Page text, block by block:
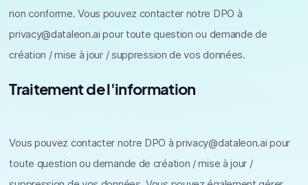
non conforme. Vous pouvez contacter notre DPO à
privacy@dataleon.ai pour toute question ou demande de
création / mise à jour / suppression de vos données.
Traitement de l'information
Vous pouvez contacter notre DPO à privacy@dataleon.ai pour
toute question ou demande de création / mise à jour /